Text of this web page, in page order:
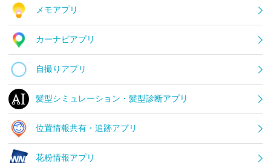
メモアプリ
カーナビアプリ
自撮りアプリ
髪型シミュレーション・髪型診断アプリ
位置情報共有・追跡アプリ
花粉情報アプリ